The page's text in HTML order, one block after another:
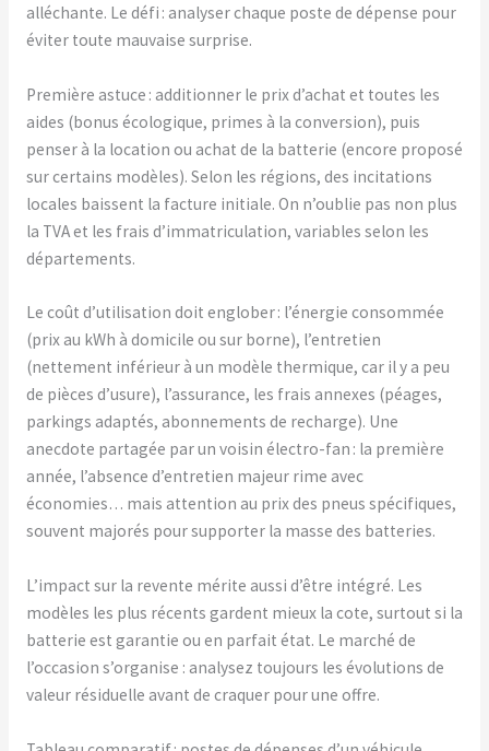
alléchante. Le défi : analyser chaque poste de dépense pour
éviter toute mauvaise surprise.
Première astuce : additionner le prix d’achat et toutes les
aides (bonus écologique, primes à la conversion), puis
penser à la location ou achat de la batterie (encore proposé
sur certains modèles). Selon les régions, des incitations
locales baissent la facture initiale. On n’oublie pas non plus
la TVA et les frais d’immatriculation, variables selon les
départements.
Le coût d’utilisation doit englober : l’énergie consommée
(prix au kWh à domicile ou sur borne), l’entretien
(nettement inférieur à un modèle thermique, car il y a peu
de pièces d’usure), l’assurance, les frais annexes (péages,
parkings adaptés, abonnements de recharge). Une
anecdote partagée par un voisin électro-fan : la première
année, l’absence d’entretien majeur rime avec
économies… mais attention au prix des pneus spécifiques,
souvent majorés pour supporter la masse des batteries.
L’impact sur la revente mérite aussi d’être intégré. Les
modèles les plus récents gardent mieux la cote, surtout si la
batterie est garantie ou en parfait état. Le marché de
l’occasion s’organise : analysez toujours les évolutions de
valeur résiduelle avant de craquer pour une offre.